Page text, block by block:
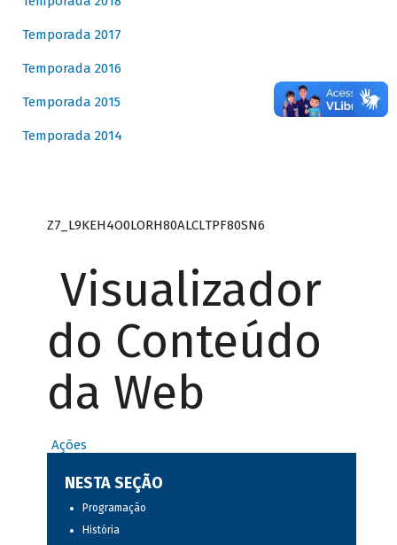
Temporada 2017
Temporada 2016
Temporada 2015
Temporada 2014
Z7_L9KEH4O0LORH80ALCLTPF80SN6
Visualizador
do Conteúdo
da Web
Ações
NESTA SEÇÃO
Programação
História